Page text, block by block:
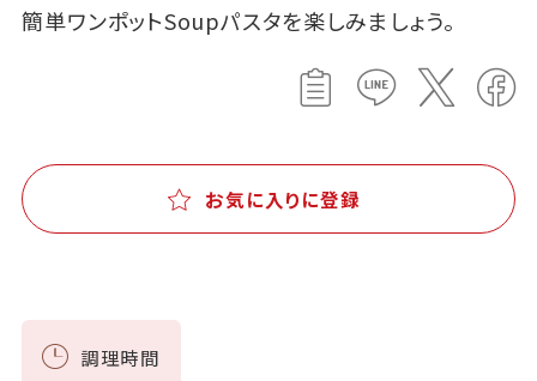
簡単ワンポットSoupパスタを楽しみましょう。
お気に入りに登録
調理時間